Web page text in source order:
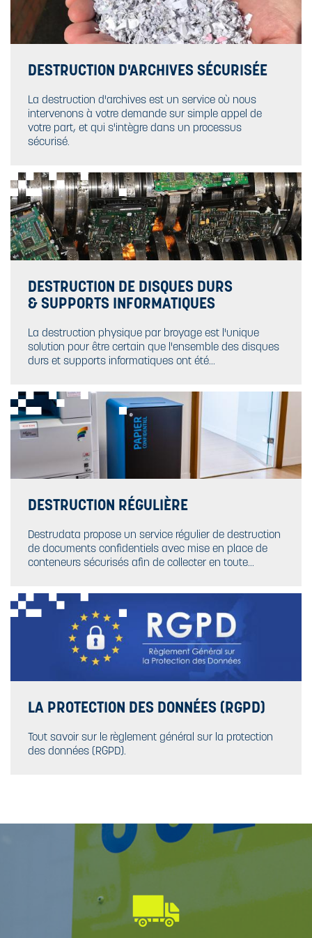
DESTRUCTION D'ARCHIVES SÉCURISÉE
La destruction d'archives est un service où nous
intervenons à votre demande sur simple appel de
votre part, et qui s'intègre dans un processus
sécurisé.
DESTRUCTION DE DISQUES DURS
& SUPPORTS INFORMATIQUES
La destruction physique par broyage est l'unique
solution pour être certain que l'ensemble des disques
durs et supports informatiques ont été…
DESTRUCTION RÉGULIÈRE
Destrudata propose un service régulier de destruction
de documents confidentiels avec mise en place de
conteneurs sécurisés afin de collecter en toute...
LA PROTECTION DES DONNÉES (RGPD)
Tout savoir sur le règlement général sur la protection
des données (RGPD).